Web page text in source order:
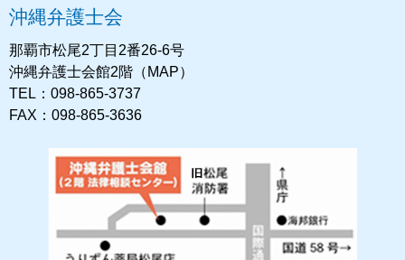
沖縄弁護士会
那覇市松尾2丁目2番26-6号
沖縄弁護士会館2階（MAP）
TEL：098-865-3737
FAX：098-865-3636